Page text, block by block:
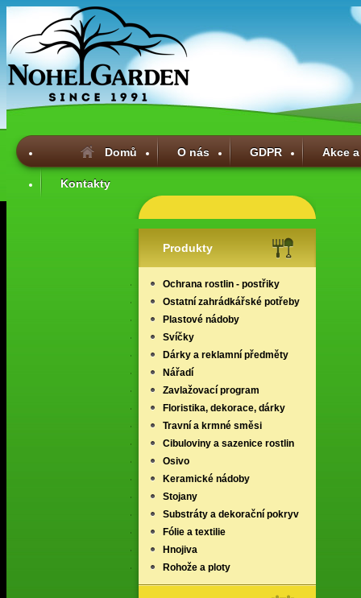
Domů O nás GDPR Akce
Kontakty
Produkty
Ochrana rostlin - postřiky
Ostatní zahrádkářské potřeby
Plastové nádoby
Svíčky
Dárky a reklamní předměty
Nářadí
Zavlažovací program
Floristika, dekorace, dárky
Travní a krmné směsi
Cibuloviny a sazenice rostlin
Osivo
Keramické nádoby
Stojany
Substráty a dekorační pokryv
Fólie a textilie
Hnojiva
Rohože a ploty